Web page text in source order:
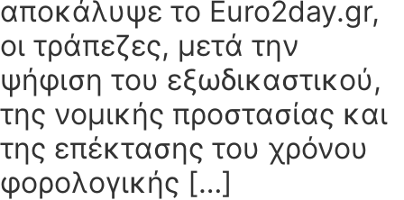
αποκάλυψε το Euro2day.gr,
οι τράπεζες, μετά την
ψήφιση του εξωδικαστικού,
της νομικής προστασίας και
της επέκτασης του χρόνου
φορολογικής […]